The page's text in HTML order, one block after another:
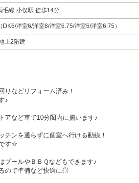
毛線 小俣駅 徒歩14分
DK6/洋室6/洋室8/洋室6.75/洋室6/洋室6.75）
上2階建
りなどリフォーム済み！
♪
アなど車で10分圏内に揃います♪
チンを通らずに個室へ行ける動線！
す☆
プールやＢＢＱなどもできます♪
ので準備など快適に◎